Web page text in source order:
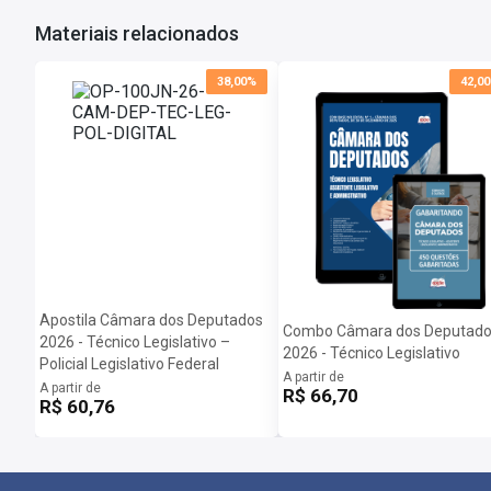
Materiais relacionados
38,00%
Apostila Câmara dos Deputados
2026 - Técnico Legislativo –
Policial Legislativo Federal
A partir de
R$ 60,76
Combo Câmara dos
2026 - Técnico Legislativo
A partir de
R$ 66,70